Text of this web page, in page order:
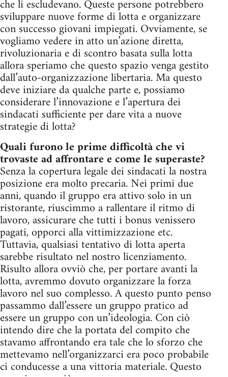
che li escludevano. Queste persone potrebbero
sviluppare nuove forme di lotta e organizzare
con successo giovani impiegati. Ovviamente, se
vogliamo vedere in atto un’azione diretta,
rivoluzionaria e di scontro basata sulla lotta
allora speriamo che questo spazio venga gestito
dall’auto-organizzazione libertaria. Ma questo
deve iniziare da qualche parte e, possiamo
considerare l’innovazione e l’apertura dei
sindacati sufficiente per dare vita a nuove
strategie di lotta?
Quali furono le prime difficoltà che vi
trovaste ad affrontare e come le superaste?
Senza la copertura legale dei sindacati la nostra
posizione era molto precaria. Nei primi due
anni, quando il gruppo era attivo solo in un
ristorante, riuscimmo a rallentare il ritmo di
lavoro, assicurare che tutti i bonus venissero
pagati, opporci alla vittimizzazione etc.
Tuttavia, qualsiasi tentativo di lotta aperta
sarebbe risultato nel nostro licenziamento.
Risulto allora ovviò che, per portare avanti la
lotta, avremmo dovuto organizzare la forza
lavoro nel suo complesso. A questo punto penso
passammo dall’essere un gruppo pratico ad
essere un gruppo con un’ideologia. Con ciò
intendo dire che la portata del compito che
stavamo affrontando era tale che lo sforzo che
mettevamo nell’organizzarci era poco probabile
ci conducesse a una vittoria materiale. Questo